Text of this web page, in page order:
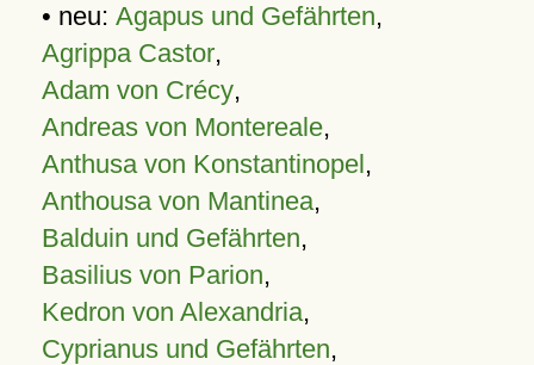
• neu: Agapus und Gefährten,
Agrippa Castor,
Adam von Crécy,
Andreas von Montereale,
Anthusa von Konstantinopel,
Anthousa von Mantinea,
Balduin und Gefährten,
Basilius von Parion,
Kedron von Alexandria,
Cyprianus und Gefährten,